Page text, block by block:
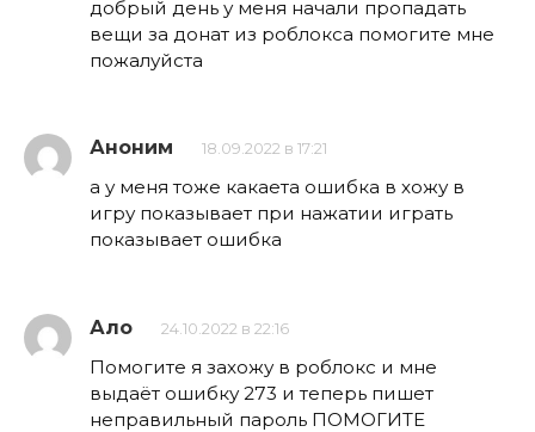
добрый день у меня начали пропадать
вещи за донат из роблокса помогите мне
пожалуйста
Аноним 18.09.2022 в 17:21
а у меня тоже какаета ошибка в хожу в
игру показывает при нажатии играть
показывает ошибка
Ало 24.10.2022 в 22:16
Помогите я захожу в роблокс и мне
выдаёт ошибку 273 и теперь пишет
неправильный пароль ПОМОГИТЕ